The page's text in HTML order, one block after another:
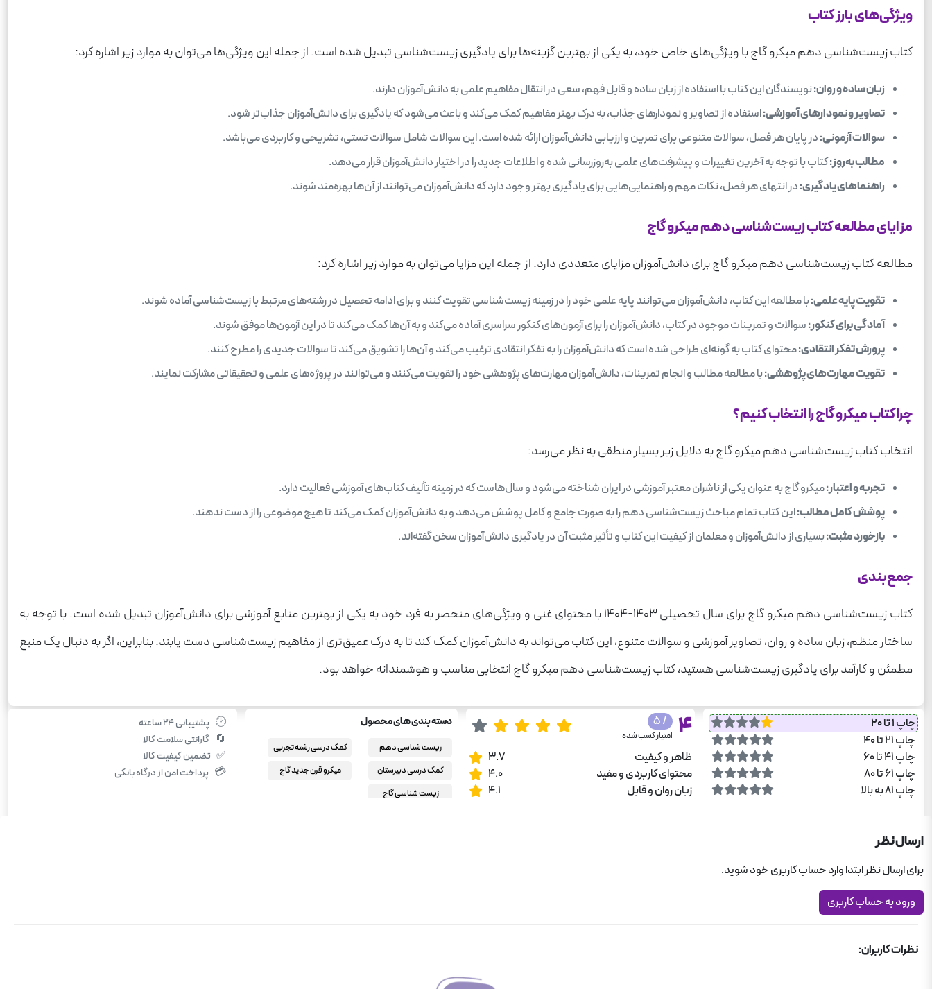
ویژگی‌های بارز کتاب
کتاب زیست‌شناسی دهم میکرو گاج با ویژگی‌های خاص خود، به یکی از بهترین گزینه‌ها برای یادگیری زیست‌شناسی تبدیل شده است. از جمله این ویژگی‌ها می‌توان به موارد زیر اشاره کرد:
زبان ساده و روان:نویسندگان این کتاب با استفاده از زبان ساده و قابل فهم، سعی در انتقال مفاهیم علمی به دانش‌آموزان دارند.
تصاویر و نمودارهای آموزشی:استفاده از تصاویر و نمودارهای جذاب، به درک بهتر مفاهیم کمک می‌کند و باعث می‌شود که یادگیری برای دانش‌آموزان جذاب‌تر شود.
سوالات آزمونی:در پایان هر فصل، سوالات متنوعی برای تمرین و ارزیابی دانش‌آموزان ارائه شده است. این سوالات شامل سوالات تستی، تشریحی و کاربردی می‌باشد.
مطالب به‌روز:کتاب با توجه به آخرین تغییرات و پیشرفت‌های علمی به‌روزرسانی شده و اطلاعات جدید را در اختیار دانش‌آموزان قرار می‌دهد.
راهنماهای یادگیری:در انتهای هر فصل، نکات مهم و راهنمایی‌هایی برای یادگیری بهتر وجود دارد که دانش‌آموزان می‌توانند از آن‌ها بهره‌مند شوند.
مزایای مطالعه کتاب زیست‌شناسی دهم میکرو گاج
مطالعه کتاب زیست‌شناسی دهم میکرو گاج برای دانش‌آموزان مزایای متعددی دارد. از جمله این مزایا می‌توان به موارد زیر اشاره کرد:
تقویت پایه علمی:با مطالعه این کتاب، دانش‌آموزان می‌توانند پایه علمی خود را در زمینه زیست‌شناسی تقویت کنند و برای ادامه تحصیل در رشته‌های مرتبط با زیست‌شناسی آماده شوند.
آمادگی برای کنکور:سوالات و تمرینات موجود در کتاب، دانش‌آموزان را برای آزمون‌های کنکور سراسری آماده می‌کند و به آن‌ها کمک می‌کند تا در این آزمون‌ها موفق شوند.
پرورش تفکر انتقادی:محتوای کتاب به گونه‌ای طراحی شده است که دانش‌آموزان را به تفکر انتقادی ترغیب می‌کند و آن‌ها را تشویق می‌کند تا سوالات جدیدی را مطرح کنند.
تقویت مهارت‌های پژوهشی:با مطالعه مطالب و انجام تمرینات، دانش‌آموزان مهارت‌های پژوهشی خود را تقویت می‌کنند و می‌توانند در پروژه‌های علمی و تحقیقاتی مشارکت نمایند.
چرا کتاب میکرو گاج را انتخاب کنیم؟
انتخاب کتاب زیست‌شناسی دهم میکرو گاج به دلایل زیر بسیار منطقی به نظر می‌رسد:
تجربه و اعتبار:میکرو گاج به عنوان یکی از ناشران معتبر آموزشی در ایران شناخته می‌شود و سال‌هاست که در زمینه تألیف کتاب‌های آموزشی فعالیت دارد.
پوشش کامل مطالب:این کتاب تمام مباحث زیست‌شناسی دهم را به صورت جامع و کامل پوشش می‌دهد و به دانش‌آموزان کمک می‌کند تا هیچ موضوعی را از دست ندهند.
بازخورد مثبت:بسیاری از دانش‌آموزان و معلمان از کیفیت این کتاب و تأثیر مثبت آن در یادگیری دانش‌آموزان سخن گفته‌اند.
جمع‌بندی
کتاب زیست‌شناسی دهم میکرو گاج برای سال تحصیلی 1403-1404 با محتوای غنی و ویژگی‌های منحصر به فرد خود به یکی از بهترین منابع آموزشی برای دانش‌آموزان تبدیل شده است. با توجه به
ساختار منظم، زبان ساده و روان، تصاویر آموزشی و سوالات متنوع، این کتاب می‌تواند به دانش‌آموزان کمک کند تا به درک عمیق‌تری از مفاهیم زیست‌شناسی دست یابند. بنابراین، اگر به دنبال یک منبع
مطمئن و کارآمد برای یادگیری زیست‌شناسی هستید، کتاب زیست‌شناسی دهم میکرو گاج انتخابی مناسب و هوشمندانه خواهد بود.
چاپ 1 تا 20
چاپ 21 تا 40
چاپ 41 تا 60
چاپ 61 تا 80
چاپ 81 به بالا
4
/ 5
امتیاز کسب شده
ظاهر و کیفیت
3.7
محتوای کاربردی و مفید
4.0
زبان روان و قابل
4.1
دسته بندی های محصول
زیست شناسی دهم
کمک درسی رشته تجربی
کمک درسی دبیرستان
میکرو قرن جدید گاج
زیست شناسی گاج
🕑 پشتیبانی ۲۴ ساعته
🔄 گارانتی سلامت کالا
✅ تضمین کیفیت کالا
💳 پرداخت امن از درگاه بانکی
ارسال نظر
برای ارسال نظر ابتدا وارد حساب کاربری خود شوید.
ورود به حساب کاربری
نظرات کاربران: